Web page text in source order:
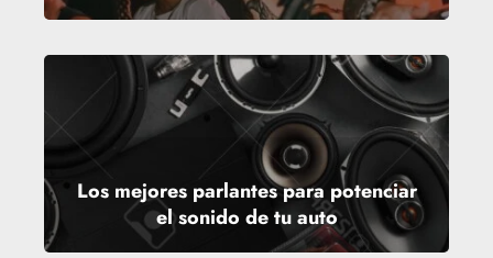
Los mejores parlantes para potenciar
el sonido de tu auto